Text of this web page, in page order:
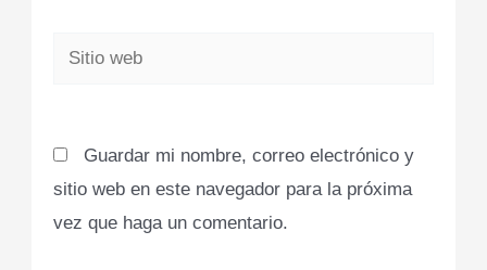
Sitio
Guardar mi nombre, correo electrónico y
sitio web en este navegador para la próxima
vez que haga un comentario.